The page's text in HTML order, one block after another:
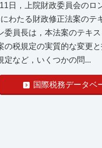
日，上院財政委員会のロ
わたる財政修正法案の
委員長は，本法案のテキ
の税規定の実質的な変更
定など，いくつかの問...
国際税務データベ